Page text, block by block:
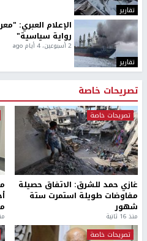
تقارير
تقارير
الإعلام العبري:
رواية سياسية"
2 أسبوعين، 4 أيام ago
تصريحات خاصة
تصريحات خاصة
غازي حمد للشرق: الاتفاق حصيلة
مفاوضات طويلة استمرت ستة
شهور
منذ 16 ثانية
تصريحات خاصة